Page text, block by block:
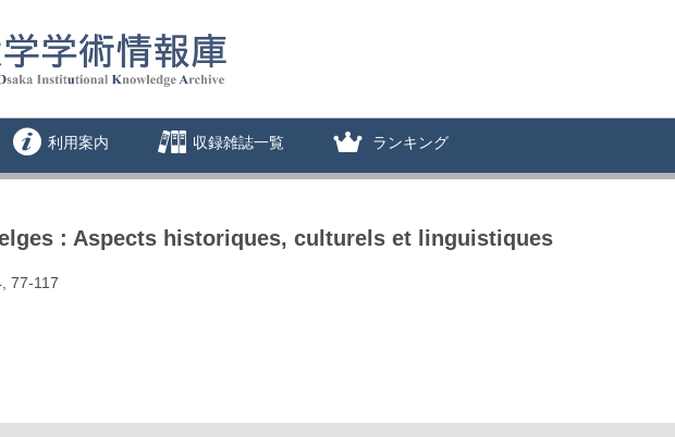
利用案内 収録雑誌一覧 ランキング
: Aspects historiques, culturels et linguistiques
77-117